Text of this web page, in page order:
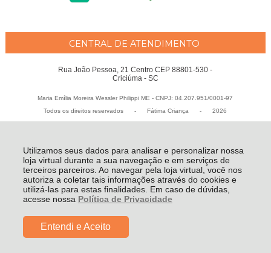
Utilizamos seus dados para analisar e personalizar nossa
loja virtual durante a sua navegação e em serviços de
terceiros parceiros. Ao navegar pela loja virtual, você nos
autoriza a coletar tais informações através do cookies e
utilizá-las para estas finalidades. Em caso de dúvidas,
acesse nossa Política de Privacidade
Entendi e Aceito
CENTRAL DE ATENDIMENTO
Rua João Pessoa, 21 Centro CEP 88801-530 -
Criciúma - SC
Maria Emília Moreira Wessler Philippi ME - CNPJ: 04.207.951/0001-97
Todos os direitos reservados
- Fátima Criança - 2026
R$ 39,99